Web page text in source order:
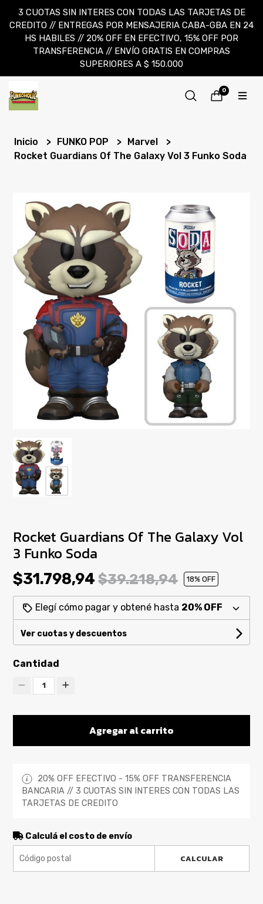
3 CUOTAS SIN INTERES CON TODAS LAS TARJETAS DE
CREDITO // ENTREGAS POR MENSAJERIA CABA-GBA EN 24
HS HABILES // 20% OFF EN EFECTIVO, 15% OFF POR
TRANSFERENCIA // ENVÍO GRATIS EN COMPRAS
SUPERIORES A $ 150.000
0
Inicio FUNKO POP
Marvel
Rocket Guardians Of The Galaxy Vol 3 Funko Soda
Rocket Guardians Of The Galaxy Vol
3 Funko Soda
$31.798,94$39.218,94 18% OFF
Elegí cómo pagar y obtené hasta 20% OFF
Ver cuotas y descuentos
Cantidad
1
Agregar al carrito
20% OFF EFECTIVO - 15% OFF TRANSFERENCIA
BANCARIA // 3 CUOTAS SIN INTERES CON TODAS LAS
TARJETAS DE CREDITO
Calculá el costo de envío
CALCULAR